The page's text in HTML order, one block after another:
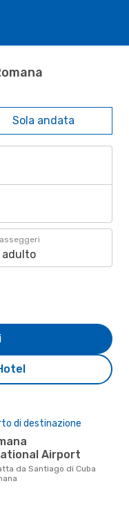
Sola andata
adulto
di destinazione
Airport